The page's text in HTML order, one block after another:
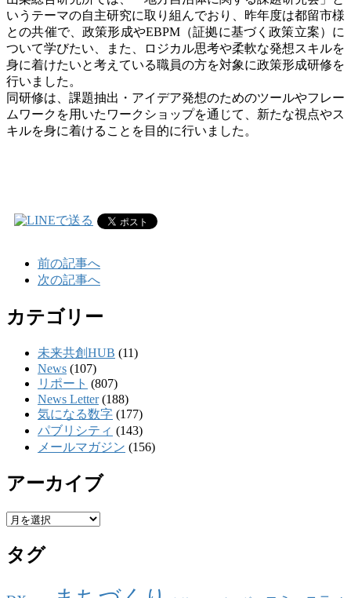
いうテーマの自主研究に取り組んでおり、昨年度は都留市様
との共催で、政策形成やEBPM（証拠に基づく政策立案）に
ついて学びたい、また、ロジカル思考や柔軟な発想スキルを
身に着けたいと考えている職員の方を対象に政策形成研修を
行いました。
同研修は、課題抽出・アイデア発想のためのツールやフレー
ムワークを用いたワークショップを通じて、新たな視点やス
キルを身に着けることを目的に行いました。
前の記事へ
次の記事へ
カテゴリー
未来共創HUB (11)
News (107)
リポート (807)
News Letter(188)
気になる数字 (177)
パブリシティ (143)
メールマガジン (156)
アーカイブ
ア
カ
イ
タグ